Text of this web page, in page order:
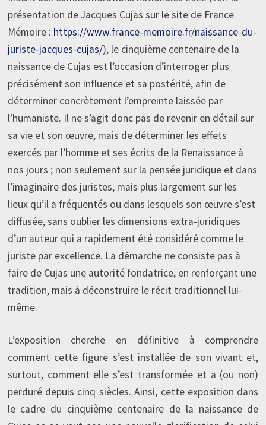
présentation de Jacques Cujas sur le site de France
Mémoire : https://www.france-memoire.fr/naissance-du-
juriste-jacques-cujas/), le cinquième centenaire de la
naissance de Cujas est l’occasion d’interroger plus
précisément son influence et sa postérité, afin de
déterminer concrètement l’empreinte laissée par
l’humaniste. Il ne s’agit donc pas de revenir en détail sur
sa vie et son œuvre, mais de déterminer les effets
exercés par l’homme et ses écrits de la Renaissance à
nos jours ; non seulement sur la pensée juridique et dans
l’imaginaire des juristes, mais plus largement sur les
lieux qu’il a fréquentés ou dans lesquels son œuvre s’est
diffusée, sans oublier les dimensions extra-juridiques
d’un auteur qui a rapidement été considéré comme le
juriste par excellence. La démarche ne consiste pas à
faire de Cujas une autorité fondatrice, en renforçant une
tradition, mais à déconstruire le récit traditionnel lui-
même.
L’exposition cherche en définitive à comprendre
comment cette figure s’est installée de son vivant et,
surtout, comment elle s’est transformée et a (ou non)
perduré depuis cinq siècles. Ainsi, cette exposition dans
le cadre du cinquième centenaire de la naissance de